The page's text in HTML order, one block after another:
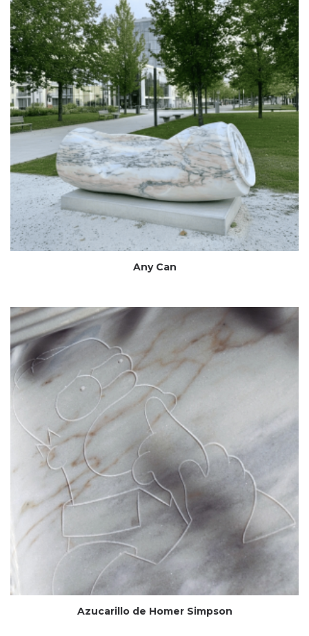
Any Can
Azucarillo de Homer Simpson